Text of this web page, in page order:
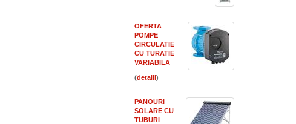
OFERTA
POMPE
CIRCULATIE
CU TURATIE
VARIABILA
( )
PANOURI
SOLARE CU
TUBURI